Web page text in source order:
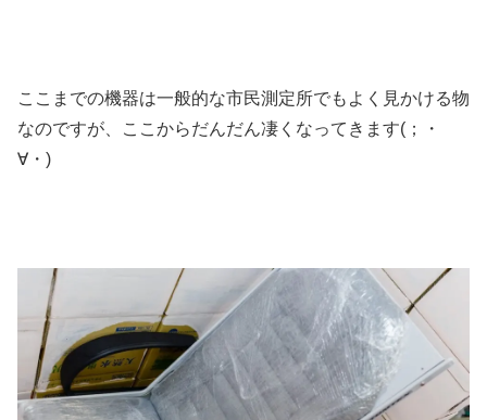
ここまでの機器は一般的な市民測定所でもよく見かける物
なのですが、ここからだんだん凄くなってきます(；・
∀・)